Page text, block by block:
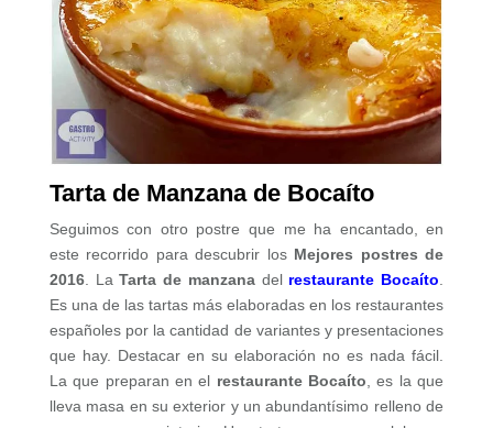
Tarta de Manzana de Bocaíto
Seguimos con otro postre que me ha encantado, en
este recorrido para descubrir los Mejores postres de
2016. LaTarta de manzanadel restaurante Bocaíto.
Es una de las tartas más elaboradas en los restaurantes
españoles por la cantidad de variantes y presentaciones
que hay. Destacar en su elaboración no es nada fácil.
La que preparan en el restaurante Bocaíto, es la que
lleva masa en su exterior y un abundantísimo relleno de